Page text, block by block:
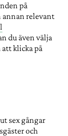
på
annan relevant
du även välja
klicka på
sex gångar
och